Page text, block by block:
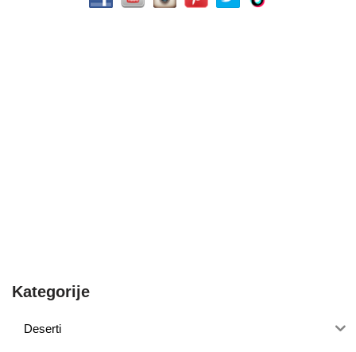
Kategorije
Deserti